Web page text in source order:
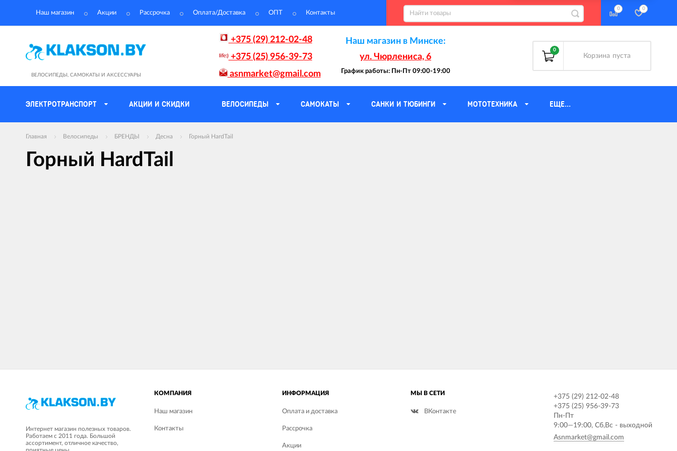
Наш магазин Акции Рассрочка Оплата/Доставка ОПТ Контакты
0 0
ВЕЛОСИПЕДЫ, САМОКАТЫ И АКСЕССУАРЫ
+375 (29) 212-02-48
+375 (25) 956-39-73
asnmarket@gmail.com
Наш магазин в Минске:
ул. Чюрлениса, 6
График работы: Пн-Пт 09:00-19:00
0
Корзина пуста
ЭЛЕКТРОТРАНСПОРТ АКЦИИ И СКИДКИ ВЕЛОСИПЕДЫ САМОКАТЫ САНКИ И ТЮБИНГИ МОТОТЕХНИКА ЕЩЕ...
Главная Велосипеды БРЕНДЫ Десна Горный HardTail
Горный HardTail
Интернет магазин полезных товаров.
Работаем с 2011 года. Большой
ассортимент, отличное качество,
КОМПАНИЯ
Наш магазин
Контакты
ИНФОРМАЦИЯ
Оплата и доставка
Рассрочка
Акции
МЫ В СЕТИ
ВКонтакте
+375 (29) 212-02-48
+375 (25) 956-39-73
Пн-Пт
9:00—19:00, Сб,Вс - выходной
Asnmarket@gmail.com